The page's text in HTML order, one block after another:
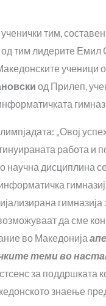
тим,
тим лидерите Емил
ученици
од Прилеп,
„Овој
работа и
научна дисциплина
гимназија
да сме
во Македонија
теми во
за поддршката
знаење пред